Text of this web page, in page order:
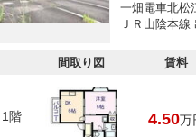
一畑電車北松
ＪＲ山陰本線
間取り図 賃料
1階 4.50万